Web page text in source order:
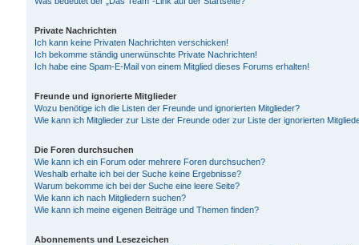
Private Nachrichten
Ich kann keine Privaten Nachrichten verschicken!
Ich bekomme ständig unerwünschte Private Nachrichten!
Ich habe eine Spam-E-Mail von einem Mitglied dieses Forums erhalten!
Freunde und ignorierte Mitglieder
Wozu benötige ich die Listen der Freunde und ignorierten Mitglieder?
Wie kann ich Mitglieder zur Liste der Freunde oder zur Liste der ignorierten
Die Foren durchsuchen
Wie kann ich ein Forum oder mehrere Foren durchsuchen?
Weshalb erhalte ich bei der Suche keine Ergebnisse?
Warum bekomme ich bei der Suche eine leere Seite?
Wie kann ich nach Mitgliedern suchen?
Wie kann ich meine eigenen Beiträge und Themen finden?
Abonnements und Lesezeichen